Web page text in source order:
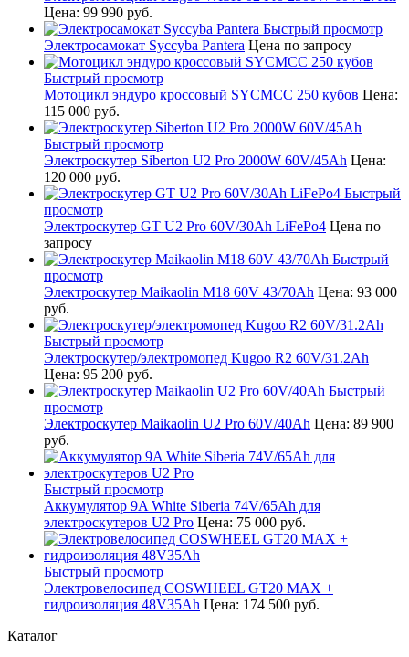
Цена: 99 990 руб.
Быстрый просмотр
Электросамокат Syccyba Pantera Цена по запросу
Быстрый просмотр
Мотоцикл эндуро кроссовый SYCMCC 250 кубов Цена:
115 000 руб.
Быстрый просмотр
Электроскутер Siberton U2 Pro 2000W 60V/45Ah Цена:
120 000 руб.
Быстрый
просмотр
Электроскутер GT U2 Pro 60V/30Ah LiFePo4 Цена по
запросу
Быстрый
просмотр
Электроскутер Maikaolin M18 60V 43/70Ah Цена: 93 000
руб.
Быстрый просмотр
Электроскутер/электромопед Kugoo R2 60V/31.2Ah
Цена: 95 200 руб.
Быстрый
просмотр
Электроскутер Maikaolin U2 Pro 60V/40Ah Цена: 89 900
руб.
Быстрый просмотр
Аккумулятор 9A White Siberia 74V/65Ah для
электроскутеров U2 Pro Цена: 75 000 руб.
Быстрый просмотр
Электровелосипед COSWHEEL GT20 MAX +
гидроизоляция 48V35Ah Цена: 174 500 руб.
Каталог